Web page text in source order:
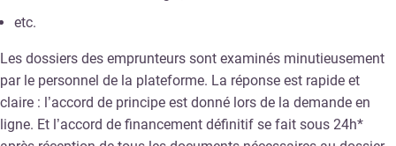
etc.
Les dossiers des emprunteurs sont examinés minutieusement
par le personnel de la plateforme. La réponse est rapide et
claire : l’accord de principe est donné lors de la demande en
ligne. Et l’accord de financement définitif se fait sous 24h*